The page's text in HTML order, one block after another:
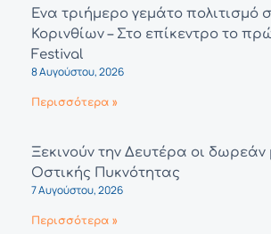
Ένα τριήμερο γεμάτο πολιτισμό
Κορινθίων – Στο επίκεντρο το
Festival
8 Αυγούστου, 2026
Περισσότερα »
Ξεκινούν την Δευτέρα οι δωρεάν
Οστικής Πυκνότητας
7 Αυγούστου, 2026
Περισσότερα »